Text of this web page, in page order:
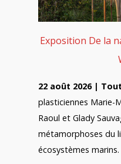
Exposition De la
22 août 2026 |
plasticiennes Marie-
Raoul et Glady
métamorphoses du
écosystèmes marins.